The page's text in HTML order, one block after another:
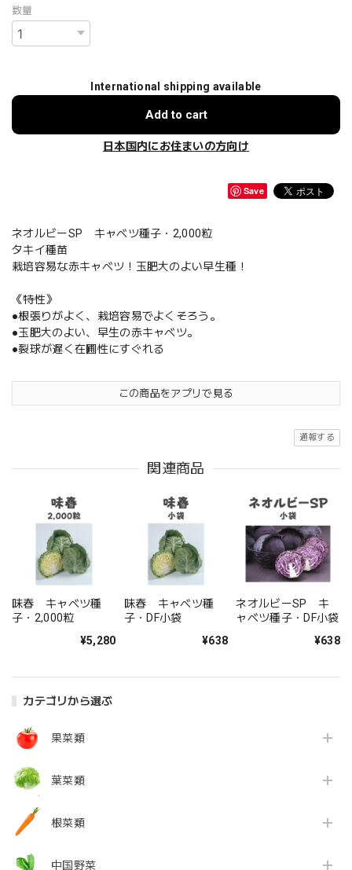
カテゴリから選ぶ
果菜類
葉菜類
根菜類
中国野菜
数量
International shipping available
Add to cart
日本国内にお住まいの方向け
Save
ネオルビーSP キャベツ種子・2,000粒
タキイ種苗
栽培容易な赤キャベツ！玉肥大のよい早生種！
《特性》
●根張りがよく、栽培容易でよくそろう。
●玉肥大のよい、早生の赤キャベツ。
●裂球が遅く在圃性にすぐれる
この商品をアプリで見る
通報する
関連商品
味春 キャベツ種
子・2,000粒
¥5,280
味春 キャベツ種
子・DF小袋
¥638
ネオルビーSP キ
ャベツ種子・DF小袋
¥638